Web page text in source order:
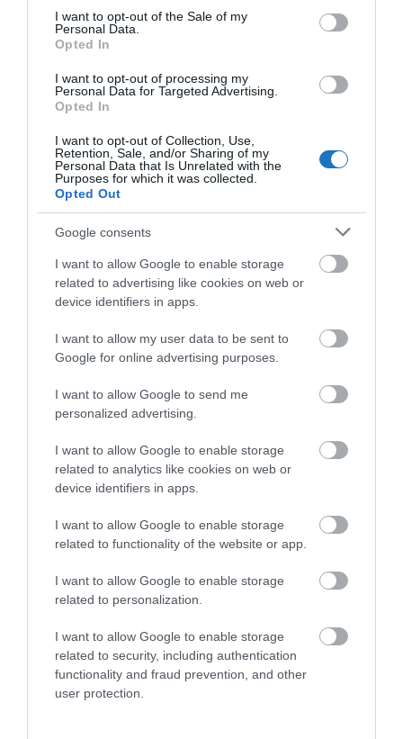
consent section.
I want to opt-out of the Sale of my
Personal Data.
Opted In
I want to opt-out of processing my
Personal Data for Targeted Advertising.
Opted In
I want to opt-out of Collection, Use,
Retention, Sale, and/or Sharing of my
Personal Data that Is Unrelated with the
Purposes for which it was collected.
Opted Out
Google consents
I want to allow Google to enable storage
related to advertising like cookies on web or
device identifiers in apps.
I want to allow my user data to be sent to
Google for online advertising purposes.
I want to allow Google to send me
personalized advertising.
I want to allow Google to enable storage
related to analytics like cookies on web or
device identifiers in apps.
I want to allow Google to enable storage
related to functionality of the website or app.
I want to allow Google to enable storage
related to personalization.
I want to allow Google to enable storage
related to security, including authentication
functionality and fraud prevention, and other
user protection.
Az év első három hónapjában 7,1 millió
vendégéjszakát könyvelhettek el a szálláshelyek.
negyedéves számokat. A Nemzeti Turisztikai
Adatszolgáltató Központ adatai szerint Budapest
mellett valamennyi turisztikai térségben jelentősen
nőtt a szálláshelyek forgalma. A térségek közel
felénél kétszámjegyű volt a növekedés. A
legnagyobb, 32%-os bővülést a Sopron-Fertő
térségében regisztrálták, de a Balatonnál is közel
20%-os forgalomnövekedést tapasztalhattak a
szálláshelyek.